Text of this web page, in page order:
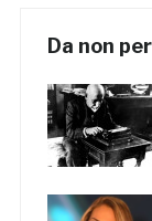
Da non